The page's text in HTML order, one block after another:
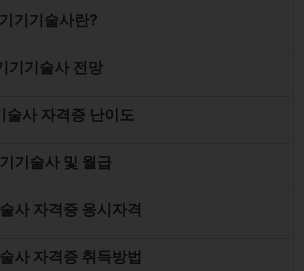
기기술사란?
기기술사 전망
술사 자격증 난이도
기술사 및 월급
사 자격증 응시자격
사 자격증 취득방법